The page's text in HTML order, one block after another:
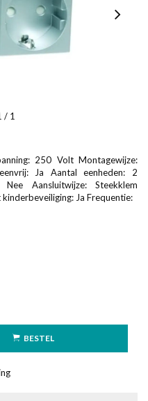
/ 1
250 Volt Montagewijze:
Ja Aantal eenheden: 2
Aansluitwijze: Steekklem
Ja Frequentie:
BESTEL